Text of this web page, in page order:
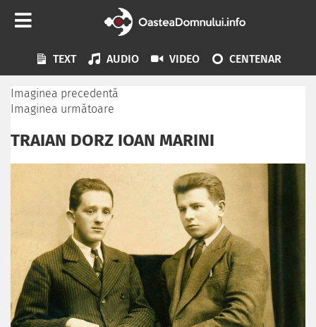
TEXT AUDIO VIDEO CENTENAR
Imaginea precedentă
Imaginea următoare
TRAIAN DORZ IOAN MARINI